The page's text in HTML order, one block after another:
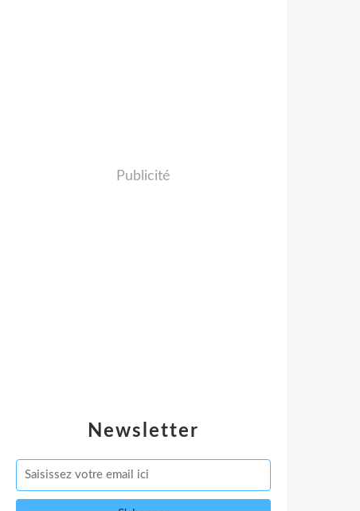
Newsletter
Publicité